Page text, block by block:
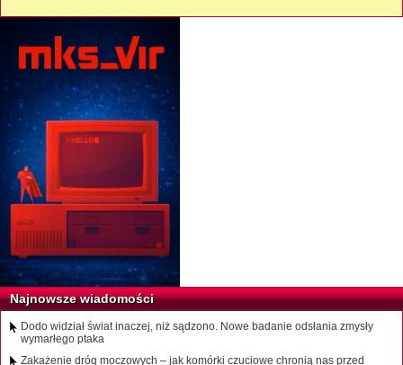
Najnowsze wiadomości
Dodo widział świat inaczej, niż sądzono. Nowe badanie odsłania zmysły
wymarłego ptaka
Zakażenie dróg moczowych – jak komórki czuciowe chronią nas przed